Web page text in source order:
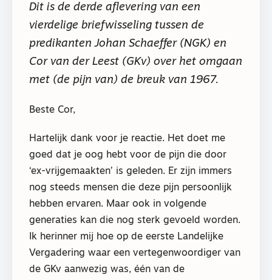
Dit is de derde aflevering van een
vierdelige briefwisseling tussen de
predikanten Johan Schaeffer (NGK) en
Cor van der Leest (GKv) over het omgaan
met (de pijn van) de breuk van 1967.
Beste Cor,
Hartelijk dank voor je reactie. Het doet me
goed dat je oog hebt voor de pijn die door
‘ex-vrijgemaakten’ is geleden. Er zijn immers
nog steeds mensen die deze pijn persoonlijk
hebben ervaren. Maar ook in volgende
generaties kan die nog sterk gevoeld worden.
Ik herinner mij hoe op de eerste Landelijke
Vergadering waar een vertegenwoordiger van
de GKv aanwezig was, één van de